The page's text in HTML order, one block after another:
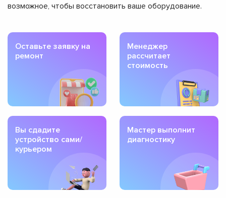
возможное, чтобы восстановить ваше оборудование.
Оставьте заявку на
ремонт
Менеджер
рассчитает
стоимость
Вы сдадите
устройство сами/
курьером
Мастер выполнит
диагностику